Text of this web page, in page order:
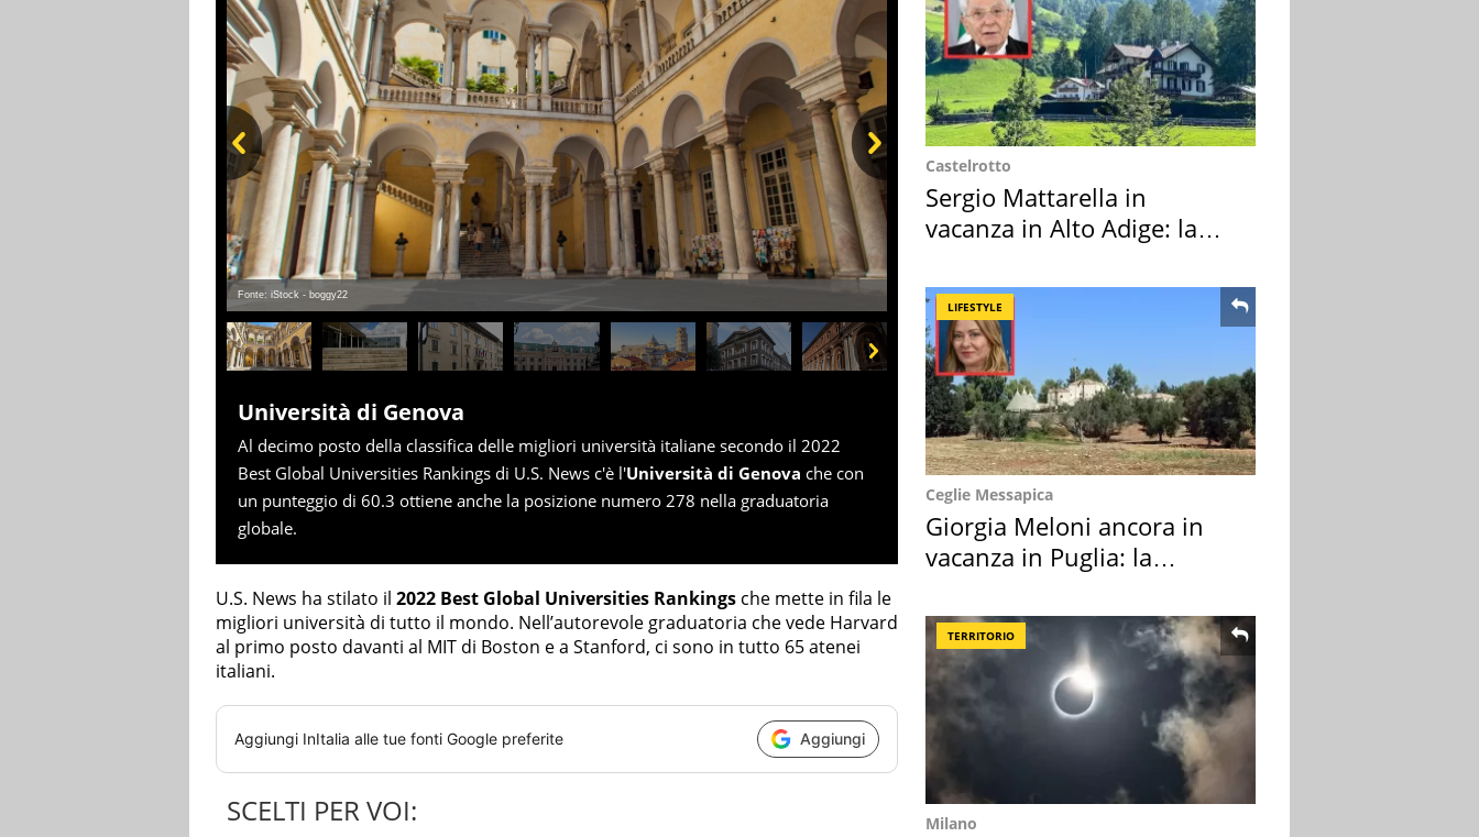
Fonte: iStock - boggy22
Prev Next
Università di Genova
Al decimo posto della classifica delle migliori università italiane secondo il 2022
Best Global Universities Rankings di U.S. News c'è l'Università di Genova che con
un punteggio di 60.3 ottiene anche la posizione numero 278 nella graduatoria
globale.
U.S. News ha stilato il 2022 Best Global Universities Rankings che mette in fila le
migliori università di tutto il mondo. Nell’autorevole graduatoria che vede Harvard
al primo posto davanti al MIT di Boston e a Stanford, ci sono in tutto 65 atenei
italiani.
Aggiungi InItalia alle tue fonti Google preferite Aggiungi
SCELTI PER VOI:
Castelrotto
Sergio Mattarella in
vacanza in Alto Adige: la
LIFESTYLE
Ceglie Messapica
Giorgia Meloni ancora in
vacanza in Puglia: la
TERRITORIO
Milano